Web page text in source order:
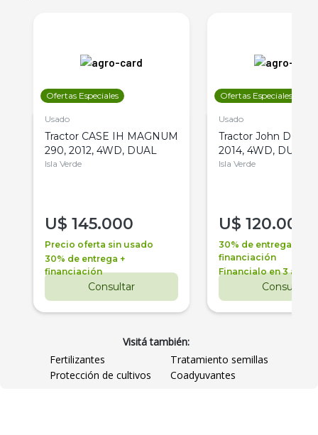
Ofertas Especiales
Usado
Tractor CASE IH MAGNUM
290, 2012, 4WD, DUAL
Isla Verde
U$ 145.000
Precio oferta sin usado
30% de entrega +
financiación
Consultar
Ofertas Especiales
Usado
Tractor John Deere
2014, 4WD, DUAL
Isla Verde
U$ 120.000
30% de entrega +
financiación
Financialo en 3 años
Consultar
Visitá también:
Fertilizantes
Tratamiento semillas
Protección de cultivos
Coadyuvantes